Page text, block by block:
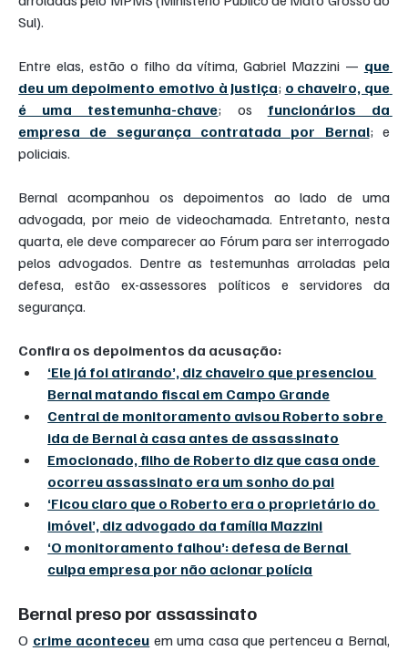
Sul).
Entre elas, estão o filho da vítima, Gabriel Mazzini — que
deu um depoimento emotivo à Justiça; o chaveiro, que
é uma testemunha-chave; os funcionários da
empresa de segurança contratada por Bernal; e
policiais.
Bernal acompanhou os depoimentos ao lado de uma
advogada, por meio de videochamada. Entretanto, nesta
quarta, ele deve comparecer ao Fórum para ser interrogado
pelos advogados. Dentre as testemunhas arroladas pela
defesa, estão ex-assessores políticos e servidores da
segurança.
Confira os depoimentos da acusação:
‘Ele já foi atirando’, diz chaveiro que presenciou
Bernal matando fiscal em Campo Grande
Central de monitoramento avisou Roberto sobre
ida de Bernal à casa antes de assassinato
Emocionado, filho de Roberto diz que casa onde
ocorreu assassinato era um sonho do pai
‘Ficou claro que o Roberto era o proprietário do
imóvel’, diz advogado da família Mazzini
‘O monitoramento falhou’: defesa de Bernal
culpa empresa por não acionar polícia
Bernal preso por assassinato
O crime aconteceu em uma casa que pertenceu a Bernal,